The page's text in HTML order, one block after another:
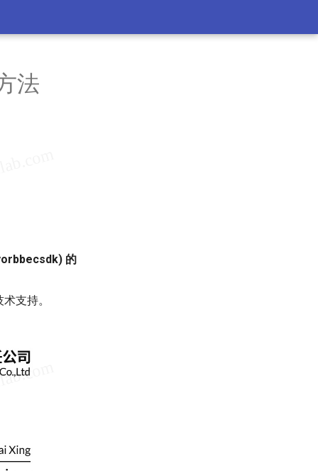
法
的
支持。